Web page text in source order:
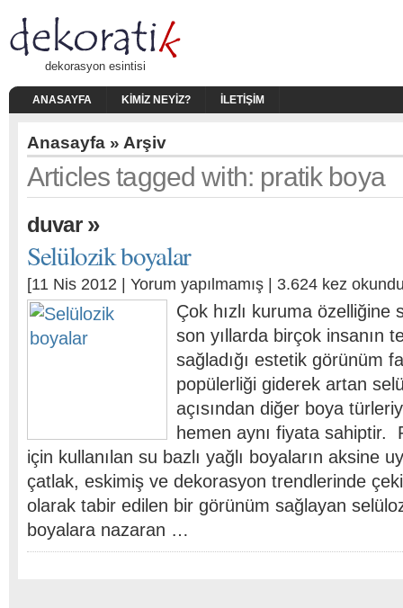
dekorasyon esintisi
ANASAYFA KIMIZ NEYIZ? İLETIŞIM
Anasayfa » Arşiv
Articles tagged with: pratik boya
duvar»
Selülozik boyalar
[11 Nis 2012 | Yorum yapılmamış | 3.624 kez
Çok hızlı kuruma özelliğine
son yıllarda birçok insanın
sağladığı estetik görünüm
popülerliği giderek artan
açısından diğer boya
hemen aynı fiyata sahiptir.
için kullanılan su bazlı yağlı boyaların aksine
çatlak, eskimiş ve dekorasyon trendlerinde
olarak tabir edilen bir görünüm sağlayan
boyalara nazaran …